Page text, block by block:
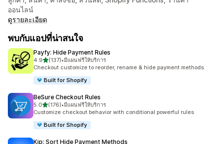
ออนไลน์
ดูรายละเอียด
พบกับแอปที่น่าสนใจ
Payfy: Hide Payment Rules
4.9เต็ม 5 ดาว
(137)
ทั้งหมด 137 รีวิว
•มีแผนฟรีให้บริการ
Checkout customize to reorder, rename & hide payment methods.
Built for Shopify
BeSure Checkout Rules
5.0เต็ม 5 ดาว
(176)
ทั้งหมด 176 รีวิว
•มีแผนฟรีให้บริการ
Customize checkout behavior with conditional powerful rules
Built for Shopify
Kip: Sort Hide Payment Methods